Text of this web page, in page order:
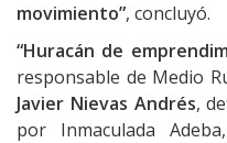
movimiento”, concluyó.
“Huracán de
responsable de Medio
Javier Nievas Andrés,
por Inmaculada